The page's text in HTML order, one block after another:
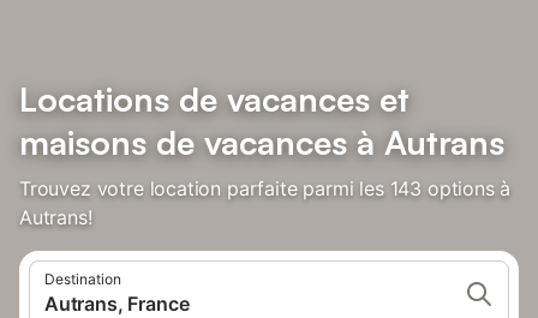
Locations de vacances et
maisons de vacances à Autrans
Trouvez votre location parfaite parmi les 143 options à
Autrans!
Destination
Autrans, France